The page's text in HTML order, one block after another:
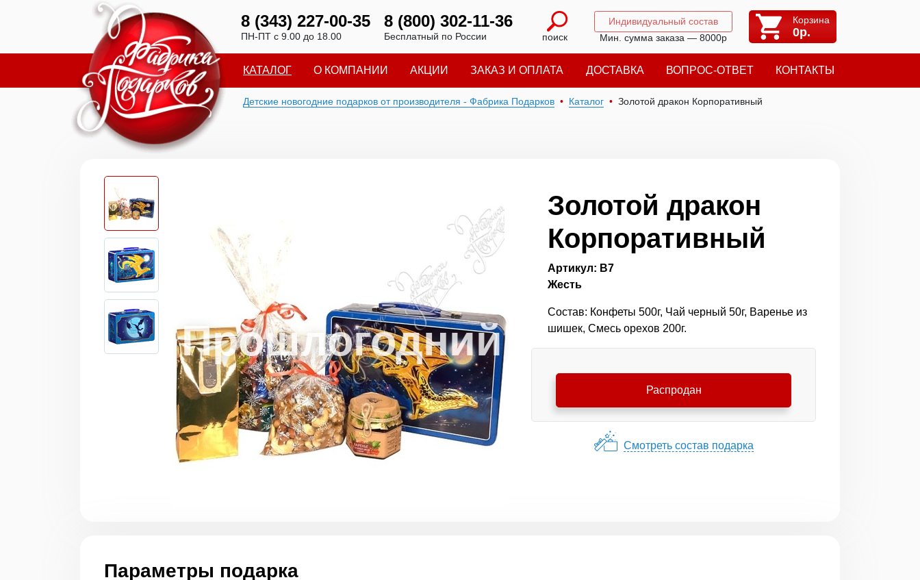
8 (343) 227-00-35
ПН-ПТ с 9.00 до 18.00
8 (800) 302-11-36
Бесплатный по России поиск
Индивидуальный состав
Мин. сумма заказа — 8000р
Корзина
0р.
КАТАЛОГ О КОМПАНИИ АКЦИИ ЗАКАЗ И ОПЛАТА ДОСТАВКА ВОПРОС-ОТВЕТ КОНТАКТЫ
Детские новогодние подарков от производителя - Фабрика Подарков Каталог Золотой дракон Корпоративный
Золотой дракон
Корпоративный
Артикул: В7
Жесть
Состав: Конфеты 500г, Чай черный 50г, Варенье из
шишек, Смесь орехов 200г.
Распродан
Смотреть состав подарка
Параметры подарка